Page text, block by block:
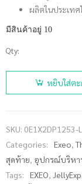
ผลิตในประเท
มีสินค้าอยู่ 10
Qty:
จำนวน
EXEO เจลลี่
(ชมพู) ชิ้น
หยิบใส่ตะ
SKU: 0E1X2DP1253-L
Categories:
Exeo,
สุดท้าย, อุปกรณ์บริหา
Tags:
EXEO,